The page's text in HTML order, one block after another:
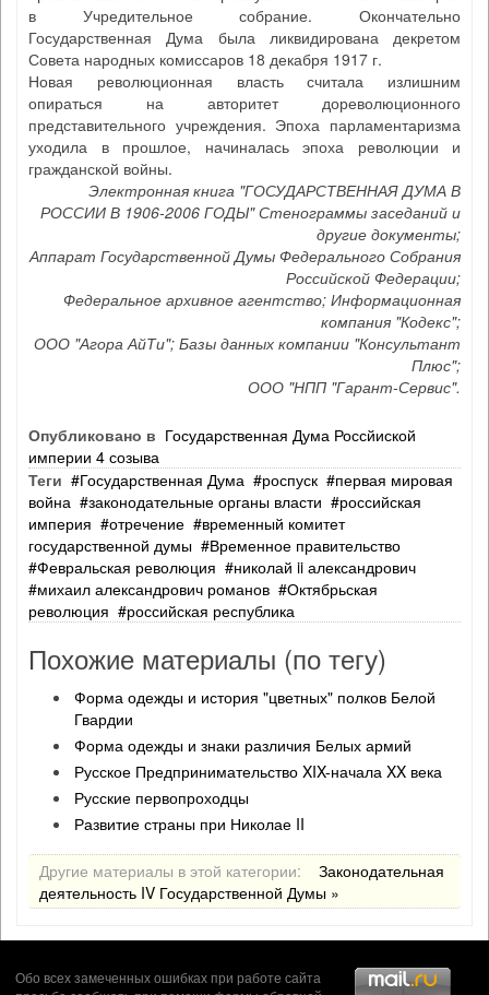
в Учредительное собрание. Окончательно
Государственная Дума была ликвидирована декретом
Совета народных комиссаров 18 декабря 1917 г.
Новая революционная власть считала излишним
опираться на авторитет дореволюционного
представительного учреждения. Эпоха парламентаризма
уходила в прошлое, начиналась эпоха революции и
гражданской войны.
Электронная книга "ГОСУДАРСТВЕННАЯ ДУМА В
РОССИИ В 1906-2006 ГОДЫ" Стенограммы заседаний и
другие документы;
Аппарат Государственной Думы Федерального Собрания
Российской Федерации;
Федеральное архивное агентство; Информационная
компания "Кодекс";
ООО "Агора АйТи"; Базы данных компании "Консультант
Плюс";
ООО "НПП "Гарант-Сервис".
Опубликовано в Государственная Дума Россйиской
империи 4 созыва
Теги
Государственная Дума роспуск
первая мировая
война
законодательные органы власти
российская
империя
отречение
временный комитет
государственной думы
Временное правительство
Февральская революция
николай ii александрович
михаил александрович романов
Октябрьская
революция
российская республика
Похожие материалы (по тегу)
Форма одежды и история "цветных" полков Белой
Гвардии
Форма одежды и знаки различия Белых армий
Русское Предпринимательство XIX-начала XX века
Русские первопроходцы
Развитие страны при Николае II
Другие материалы в этой категории:
Законодательная
деятельность IV Государственной Думы »
Обо всех замеченных ошибках при работе сайта